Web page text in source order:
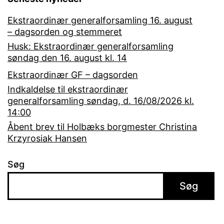
Ekstraordinær generalforsamling 16. august
– dagsorden og stemmeret
Husk: Ekstraordinær generalforsamling
søndag den 16. august kl. 14
Ekstraordinær GF – dagsorden
Indkaldelse til ekstraordinær
generalforsamling søndag, d. 16/08/2026 kl.
14:00
Åbent brev til Holbæks borgmester Christina
Krzyrosiak Hansen
Søg
Søg